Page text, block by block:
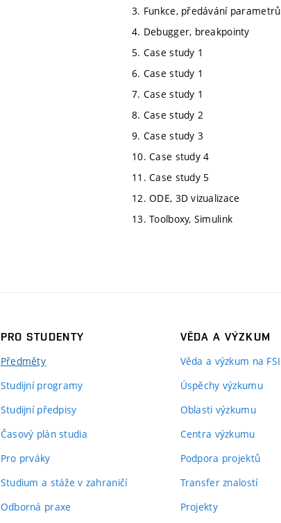
3. Funkce, předávání parametrů
4. Debugger, breakpointy
5. Case study 1
6. Case study 1
7. Case study 1
8. Case study 2
9. Case study 3
10. Case study 4
11. Case study 5
12. ODE, 3D vizualizace
13. Toolboxy, Simulink
PRO STUDENTY
Předměty
Studijní programy
Studijní předpisy
Časový plán studia
Pro prváky
Studium a stáže v zahraničí
Odborná praxe
VĚDA A VÝZKUM
Věda a výzkum na FSI
Úspěchy výzkumu
Oblasti výzkumu
Centra výzkumu
Podpora projektů
Transfer znalostí
Projekty